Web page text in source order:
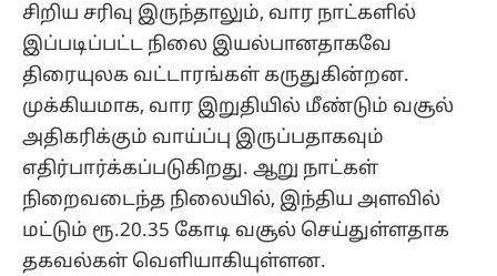
சிறிய சரிவு இருந்தாலும், வார நாட்களில்
இப்படிப்பட்ட நிலை இயல்பானதாகவே
திரையுலக வட்டாரங்கள் கருதுகின்றன.
முக்கியமாக, வார இறுதியில் மீண்டும் வசூல்
அதிகரிக்கும் வாய்ப்பு இருப்பதாகவும்
எதிர்பார்க்கப்படுகிறது. ஆறு நாட்கள்
நிறைவடைந்த நிலையில், இந்திய அளவில்
மட்டும் ரூ.20.35 கோடி வசூல் செய்துள்ளதாக
தகவல்கள் வெளியாகியுள்ளன.